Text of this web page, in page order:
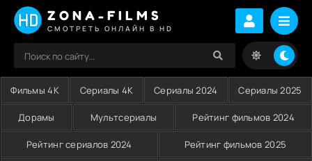
ZONA-FILMS
СМОТРЕТЬ ОНЛАЙН В HD
Фильмы 4K Сериалы 4K Сериалы 2024 Сериалы 2025
Дорамы Мультсериалы Рейтинг фильмов 2024
Рейтинг сериалов 2024 Рейтинг фильмов 2025